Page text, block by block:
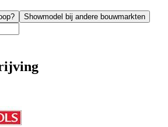
Showmodel bij andere bouwmarkten